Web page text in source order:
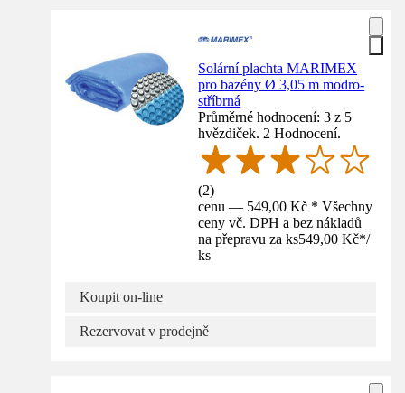
Solární plachta MARIMEX
pro bazény Ø 3,05 m modro-
stříbrná
Průměrné hodnocení: 3 z 5
hvězdiček. 2 Hodnocení.
(2)
cenu — 549,00 Kč * Všechny
ceny vč. DPH a bez nákladů
na přepravu za ks549,00 Kč*/
ks
Koupit on-line
Rezervovat v prodejně